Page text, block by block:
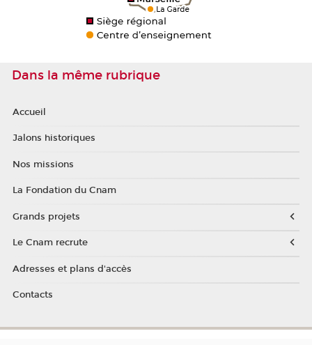
Dans la même rubrique
Accueil
Jalons historiques
Nos missions
La Fondation du Cnam
Grands projets
Le Cnam recrute
Adresses et plans d'accès
Contacts